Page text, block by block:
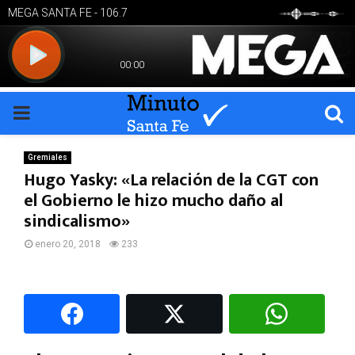
PRIMARY
MENU
Gremiales
Hugo Yasky: «La relación de la CGT con
el Gobierno le hizo mucho daño al
sindicalismo»
enero 20, 2018 233